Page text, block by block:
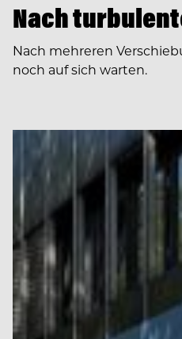
Nach
Nach mehreren
noch auf sich warten.